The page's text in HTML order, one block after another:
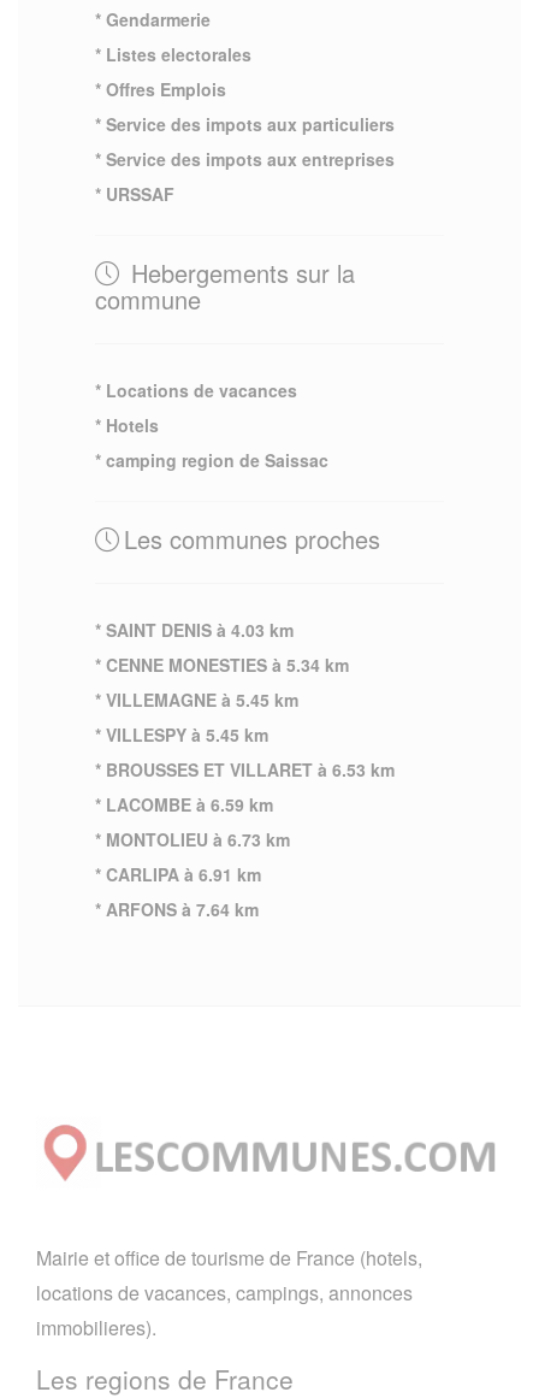
* Gendarmerie
* Listes electorales
* Offres Emplois
* Service des impots aux particuliers
* Service des impots aux entreprises
* URSSAF
Hebergements sur la
commune
* Locations de vacances
* Hotels
* camping region de Saissac
Les communes proches
* SAINT DENIS à 4.03 km
* CENNE MONESTIES à 5.34 km
* VILLEMAGNE à 5.45 km
* VILLESPY à 5.45 km
* BROUSSES ET VILLARET à 6.53 km
* LACOMBE à 6.59 km
* MONTOLIEU à 6.73 km
* CARLIPA à 6.91 km
* ARFONS à 7.64 km
Mairie et office de tourisme de France (hotels,
locations de vacances, campings, annonces
immobilieres).
Les regions de France